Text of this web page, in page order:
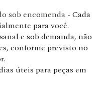
sob encomenda - Cada
para você.
e sob demanda, não
conforme previsto no
úteis para peças em